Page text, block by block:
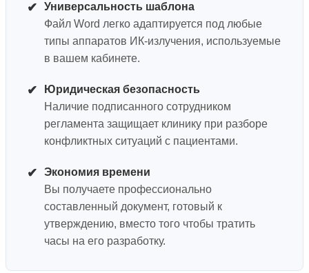
✔
Универсальность шаблона
Файл Word легко адаптируется под любые
типы аппаратов ИК-излучения, используемые
в вашем кабинете.
✔
Юридическая безопасность
Наличие подписанного сотрудником
регламента защищает клинику при разборе
конфликтных ситуаций с пациентами.
✔
Экономия времени
Вы получаете профессионально
составленный документ, готовый к
утверждению, вместо того чтобы тратить
часы на его разработку.